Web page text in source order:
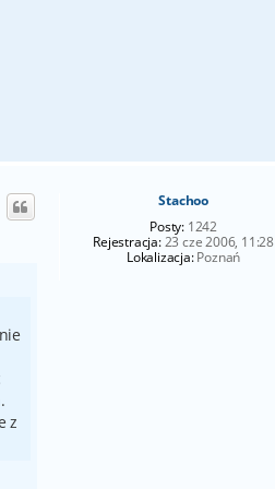
Stachoo
Posty: 1242
Rejestracja:23 cze 2006, 11:28
Lokalizacja:Poznań
z